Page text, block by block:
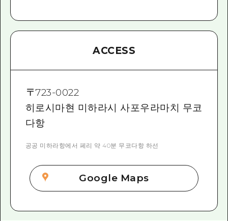
ACCESS
〒723-0022
히로시마현 미하라시 사포우라마치 무코
다항
공공 미하라항에서 페리 약 40분 무코다항 하선
Google Maps